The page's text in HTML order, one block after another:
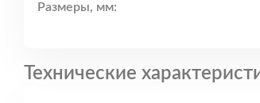
Размеры, мм:
Технические